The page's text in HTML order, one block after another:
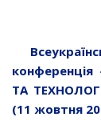
ТА
(11 жовтня